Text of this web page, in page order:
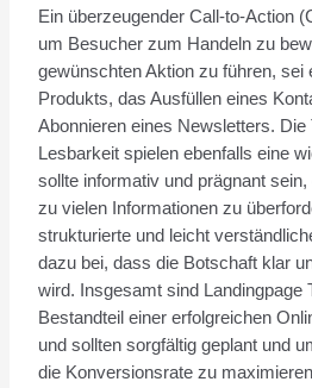
Ein überzeugender Call-to-Action
um Besucher zum Handeln zu
gewünschten Aktion zu führen, sei
Produkts, das Ausfüllen eines
Abonnieren eines Newsletters. Die
Lesbarkeit spielen ebenfalls eine
sollte informativ und prägnant
zu vielen Informationen zu
strukturierte und leicht
dazu bei, dass die Botschaft klar
wird. Insgesamt sind Landingpage
Bestandteil einer erfolgreichen
und sollten sorgfältig geplant und
die Konversionsrate zu